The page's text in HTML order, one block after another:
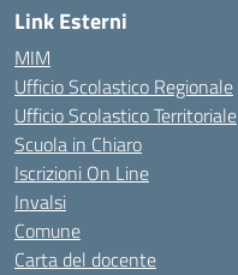
Link Esterni
MIM
Ufficio Scolastico Regionale
Ufficio Scolastico Territoriale
Scuola in Chiaro
Iscrizioni On Line
Invalsi
Comune
Carta del docente